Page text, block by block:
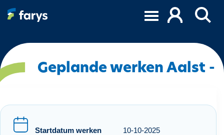
l
a
e
Geplande werken Aalst -
Startdatum werken 10-10-2025